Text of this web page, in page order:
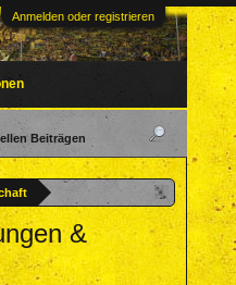
Anmelden oder registrieren
&
Beiträgen